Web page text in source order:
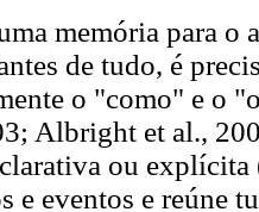
memória para o
de tudo, é
o "como" e o
Albright et al.,
ou
e eventos e reúne